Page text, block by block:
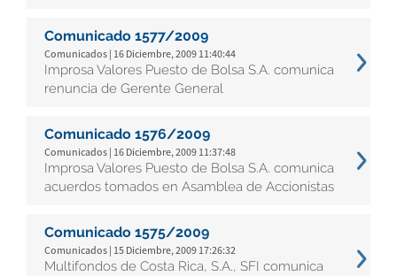
Comunicado 1577/2009
Comunicados | 16 Diciembre, 2009 11:40:44
Improsa Valores Puesto de Bolsa S.A. comunica
renuncia de Gerente General
Comunicado 1576/2009
Comunicados | 16 Diciembre, 2009 11:37:48
Improsa Valores Puesto de Bolsa S.A. comunica
acuerdos tomados en Asamblea de Accionistas
Comunicado 1575/2009
Comunicados | 15 Diciembre, 2009 17:26:32
Multifondos de Costa Rica, S.A., SFI comunica